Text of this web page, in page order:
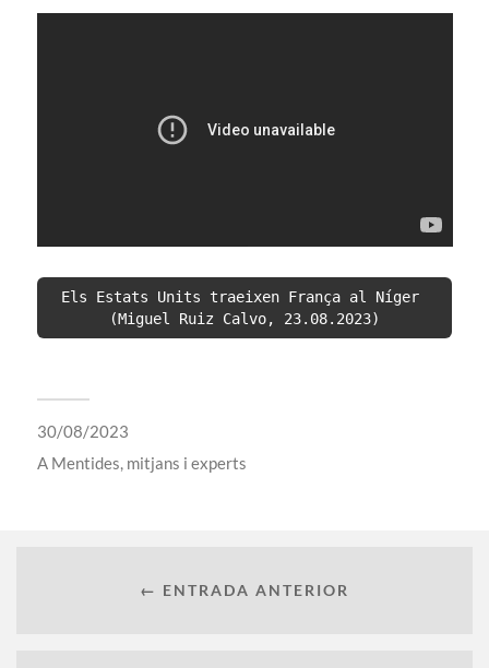
Els Estats Units traeixen França al Níger
(Miguel Ruiz Calvo, 23.08.2023)
30/08/2023
A Mentides, mitjans i experts
← ENTRADA ANTERIOR